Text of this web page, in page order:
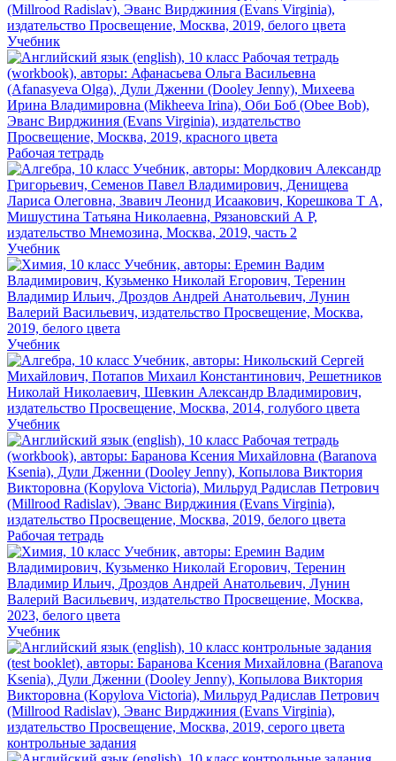
Учебник
Рабочая тетрадь
Учебник
Учебник
Учебник
Рабочая тетрадь
Учебник
контрольные задания